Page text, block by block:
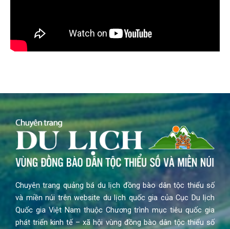
Chuyên trang quảng bá du lịch đồng bào dân tộc thiểu số
và miền núi trên website du lịch quốc gia của Cục Du lịch
Quốc gia Việt Nam thuộc Chương trình mục tiêu quốc gia
phát triển kinh tế – xã hội vùng đồng bào dân tộc thiểu số